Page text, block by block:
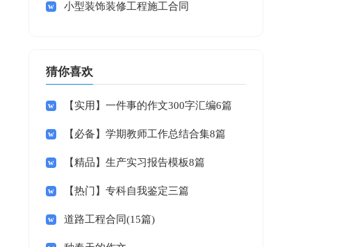
小型装饰装修工程施工合同
猜你喜欢
【实用】一件事的作文300字汇编6篇
【必备】学期教师工作总结合集8篇
【精品】生产实习报告模板8篇
【热门】专科自我鉴定三篇
道路工程合同(15篇)